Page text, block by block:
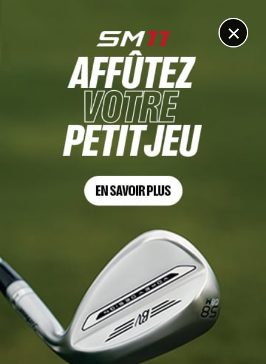
×
GOLF PORNIC 18 TROUS OFFRE T2 A LA LOCATION 102 E
LA NUITEE MINIMUM A NUITS LIBRE ENTRE MAI ET AOUT
APPARTEMENT AU SEIN DU GOLF 40 M2 1 CH POUR PLUS
DE RENSEIGNEMENTS CONTACTEZ MOI PAR TEL
Intéressé par cette annonce ?
Renseignez vos coordonnées pour contacter
Votre nom et prénom *
Votre message *